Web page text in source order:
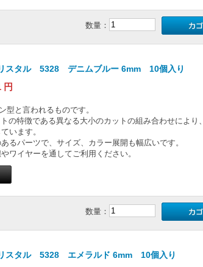
数量：
スタル 5328 デニムブルー 6mm 10個入り
円
型と言われるものです。
の特徴である異なる大小のカットの組み合わせにより、
います。
るパーツで、サイズ、カラー展開も幅広いです。
ワイヤーを通してご利用ください。
数量：
スタル 5328 エメラルド 6mm 10個入り